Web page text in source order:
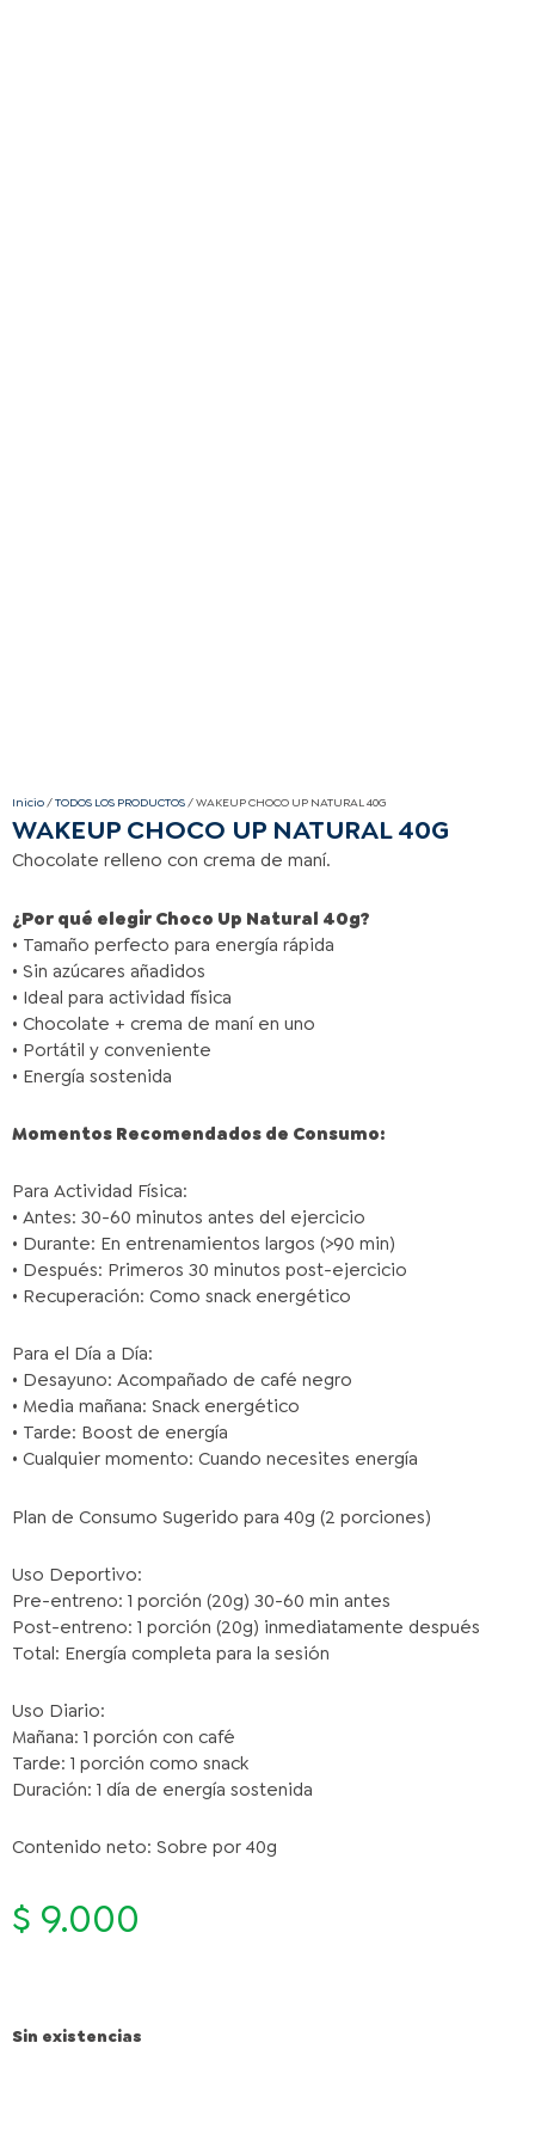
Inicio/TODOS LOS PRODUCTOS/ WAKEUP CHOCO UP NATURAL 40G
WAKEUP CHOCO UP NATURAL 40G
Chocolate relleno con crema de maní.
¿Por qué elegir Choco Up Natural 40g?
• Tamaño perfecto para energía rápida
• Sin azúcares añadidos
• Ideal para actividad física
• Chocolate + crema de maní en uno
• Portátil y conveniente
• Energía sostenida
Momentos Recomendados de Consumo:
Para Actividad Física:
• Antes: 30-60 minutos antes del ejercicio
• Durante: En entrenamientos largos (>90 min)
• Después: Primeros 30 minutos post-ejercicio
• Recuperación: Como snack energético
Para el Día a Día:
• Desayuno: Acompañado de café negro
• Media mañana: Snack energético
• Tarde: Boost de energía
• Cualquier momento: Cuando necesites energía
Plan de Consumo Sugerido para 40g (2 porciones)
Uso Deportivo:
Pre-entreno: 1 porción (20g) 30-60 min antes
Post-entreno: 1 porción (20g) inmediatamente después
Total: Energía completa para la sesión
Uso Diario:
Mañana: 1 porción con café
Tarde: 1 porción como snack
Duración: 1 día de energía sostenida
Contenido neto: Sobre por 40g
$ 9.000
Sin existencias